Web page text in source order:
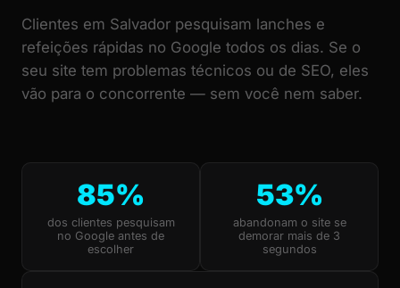
Clientes em Salvador pesquisam lanches e
refeições rápidas no Google todos os dias. Se o
seu site tem problemas técnicos ou de SEO, eles
vão para o concorrente — sem você nem saber.
85%
dos clientes pesquisam
no Google antes de
escolher
53%
abandonam o site se
demorar mais de 3
segundos